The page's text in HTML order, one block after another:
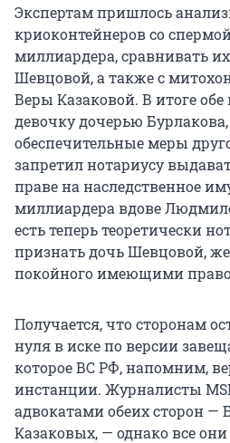
Экспертам пришлось
криоконтейнеров со
миллиардера, сравнивать
Шевцовой, а также с
Веры Казаковой. В итоге
девочку дочерью
обеспечительные меры
запретил нотариусу
праве на наследственное
миллиардера вдове
есть теперь теоретически
признать дочь Шевцовой,
покойного имеющими
Получается, что сторонам
нуля в иске по версии
которое ВС РФ, напомним,
инстанции. Журналисты
адвокатами обеих сторон —
Казаковых, — однако все они